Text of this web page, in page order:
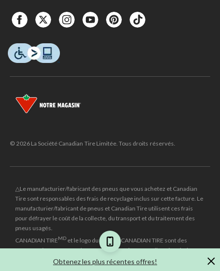
Obtenez les plus récentes offres!
© 2026 La Société Canadian Tire Limitée. Tous droits réservés.
△Le manufacturier/fabricant des pneus que vous achetez et Canadian
Tire sont responsables des frais de recyclage inclus sur cette facture. Le
manufacturier/fabricant de pneus et Canadian Tire utilisent ces frais
pour défrayer le coût de la collecte, du transport et du traitement des
pneus usagés.
CANADIAN TIREMD et le logo du triangle CANADIAN TIRE sont des
marques de commerce déposées de la Société Canadian Tire Limitée.